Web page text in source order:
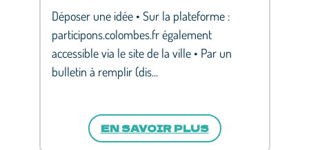
Déposer une idée • Sur la plateforme :
participons.colombes.fr également
accessible via le site de la ville • Par un
bulletin à remplir (dis...
EN SAVOIR PLUS